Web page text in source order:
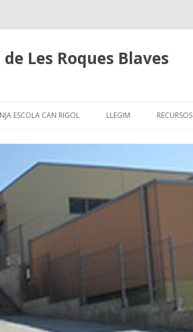
de Les Roques Blaves
to
ESCOLA CAN RIGOL LLEGIM RECURSOS